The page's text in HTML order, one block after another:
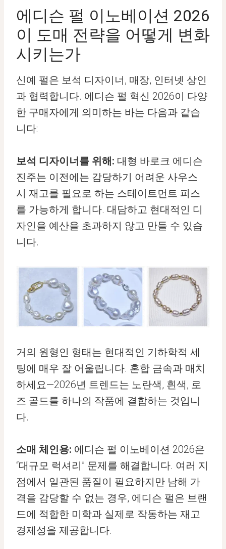
에디슨 펄 이노베이션 2026
이 도매 전략을 어떻게 변화
시키는가
신예 펄은 보석 디자이너, 매장, 인터넷 상인
과 협력합니다. 에디슨 펄 혁신 2026이 다양
한 구매자에게 의미하는 바는 다음과 같습
니다:
보석 디자이너를 위해: 대형 바로크 에디슨
진주는 이전에는 감당하기 어려운 사우스
시 재고를 필요로 하는 스테이트먼트 피스
를 가능하게 합니다. 대담하고 현대적인 디
자인을 예산을 초과하지 않고 만들 수 있습
니다.
거의 원형인 형태는 현대적인 기하학적 세
팅에 매우 잘 어울립니다. 혼합 금속과 매치
하세요—2026년 트렌드는 노란색, 흰색, 로
즈 골드를 하나의 작품에 결합하는 것입니
다.
소매 체인용: 에디슨 펄 이노베이션 2026은
“대규모 럭셔리” 문제를 해결합니다. 여러 지
점에서 일관된 품질이 필요하지만 남해 가
격을 감당할 수 없는 경우, 에디슨 펄은 브랜
드에 적합한 미학과 실제로 작동하는 재고
경제성을 제공합니다.